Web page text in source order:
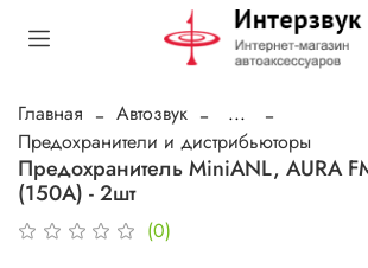
Главная Автозвук
...
Предохранители и дистрибьюторы
Предохранитель MiniANL, AURA
(150A) - 2шт
(0)